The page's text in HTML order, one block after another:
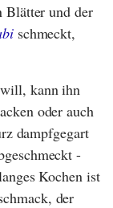
Blätter und der
schmeckt,
kann ihn
oder auch
dampfgegart
-
Kochen ist
der